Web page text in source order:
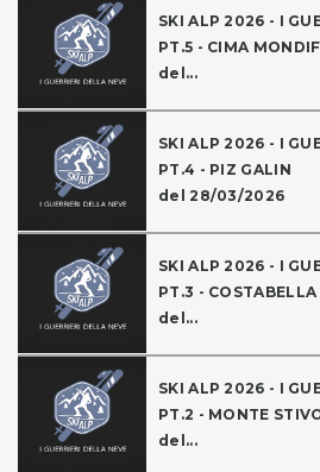
SKI ALP 2026 - I
PT.5 - CIMA
del...
SKI ALP 2026 - I
PT.4 - PIZ GALIN
del 28/03/2026
SKI ALP 2026 - I
PT.3 - COSTABELLA
del...
SKI ALP 2026 - I
PT.2 - MONTE
del...